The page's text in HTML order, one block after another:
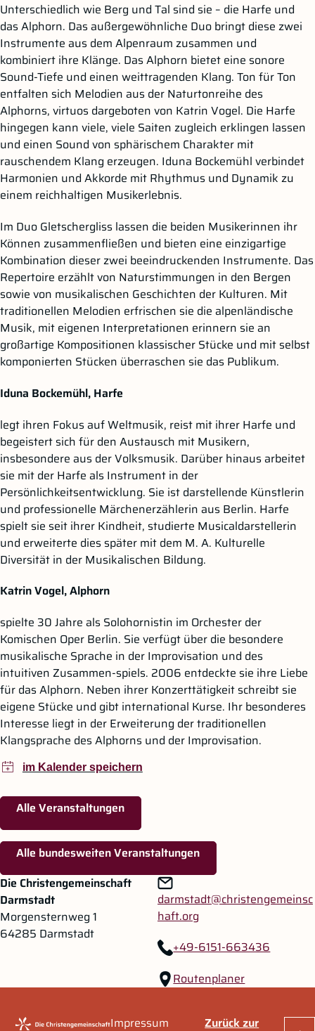
Unterschiedlich wie Berg und Tal sind sie – die Harfe und
das Alphorn. Das außergewöhnliche Duo bringt diese zwei
Instrumente aus dem Alpenraum zusammen und
kombiniert ihre Klänge. Das Alphorn bietet eine sonore
Sound-Tiefe und einen weittragenden Klang. Ton für Ton
entfalten sich Melodien aus der Naturtonreihe des
Alphorns, virtuos dargeboten von Katrin Vogel. Die Harfe
hingegen kann viele, viele Saiten zugleich erklingen lassen
und einen Sound von sphärischem Charakter mit
rauschendem Klang erzeugen. Iduna Bockemühl verbindet
Harmonien und Akkorde mit Rhythmus und Dynamik zu
einem reichhaltigen Musikerlebnis.
Im Duo Gletschergliss lassen die beiden Musikerinnen ihr
Können zusammenfließen und bieten eine einzigartige
Kombination dieser zwei beeindruckenden Instrumente. Das
Repertoire erzählt von Naturstimmungen in den Bergen
sowie von musikalischen Geschichten der Kulturen. Mit
traditionellen Melodien erfrischen sie die alpenländische
Musik, mit eigenen Interpretationen erinnern sie an
großartige Kompositionen klassischer Stücke und mit selbst
komponierten Stücken überraschen sie das Publikum.
Iduna Bockemühl, Harfe
legt ihren Fokus auf Weltmusik, reist mit ihrer Harfe und
begeistert sich für den Austausch mit Musikern,
insbesondere aus der Volksmusik. Darüber hinaus arbeitet
sie mit der Harfe als Instrument in der
Persönlichkeitsentwicklung. Sie ist darstellende Künstlerin
und professionelle Märchenerzählerin aus Berlin. Harfe
spielt sie seit ihrer Kindheit, studierte Musicaldarstellerin
und erweiterte dies später mit dem M. A. Kulturelle
Diversität in der Musikalischen Bildung.
Katrin Vogel, Alphorn
spielte 30 Jahre als Solohornistin im Orchester der
Komischen Oper Berlin. Sie verfügt über die besondere
musikalische Sprache in der Improvisation und des
intuitiven Zusammen-spiels. 2006 entdeckte sie ihre Liebe
für das Alphorn. Neben ihrer Konzerttätigkeit schreibt sie
eigene Stücke und gibt international Kurse. Ihr besonderes
Interesse liegt in der Erweiterung der traditionellen
Klangsprache des Alphorns und der Improvisation.
Alle Veranstaltungen
Alle bundesweiten Veranstaltungen
Zum Hauptinhalt springen
Zur Navigation springen
Die Christengemeinschaft
Darmstadt
Morgensternweg 1
64285 Darmstadt
darmstadt@christengemeinsc
haft.org
+49-6151-663436
Routenplaner
Impressum
Zurück zur